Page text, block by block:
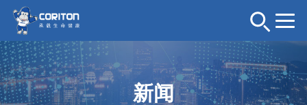
新闻